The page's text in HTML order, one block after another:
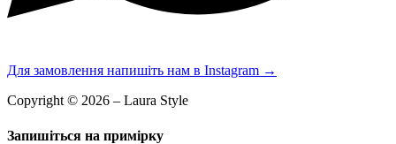
Для замовлення напишіть нам в Instagram →
Copyright © 2026 – Laura Style
Запишіться на примірку